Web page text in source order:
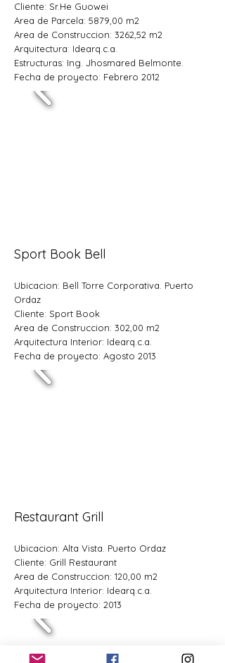
Cliente: Sr.He Guowei
Area de Parcela: 5879,00 m2
Area de Construccion: 3262,52 m2
Arquitectura: Idearq.c.a.
Estructuras: Ing. Jhosmared Belmonte.
Fecha de proyecto: Febrero 2012
Sport Book Bell
Ubicacion: Bell Torre Corporativa. Puerto
Ordaz
Cliente: Sport Book
Area de Construccion: 302,00 m2
Arquitectura Interior: Idearq.c.a.
Fecha de proyecto: Agosto 2013
Restaurant Grill
Ubicacion: Alta Vista. Puerto Ordaz
Cliente: Grill Restaurant
Area de Construccion: 120,00 m2
Arquitectura Interior: Idearq.c.a.
Fecha de proyecto: 2013